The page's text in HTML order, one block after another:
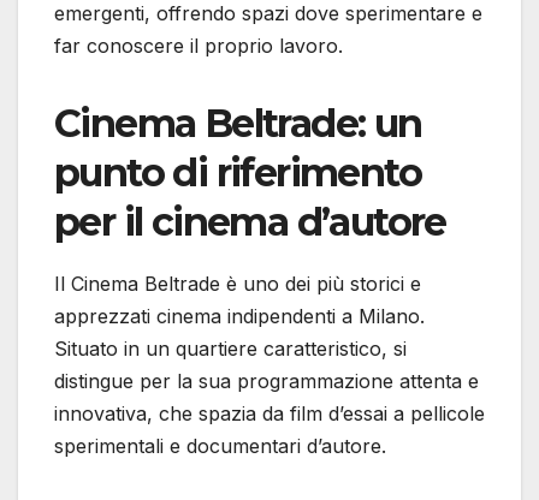
emergenti, offrendo spazi dove sperimentare e
far conoscere il proprio lavoro.
Cinema Beltrade: un
punto di riferimento
per il cinema d’autore
Il Cinema Beltrade è uno dei più storici e
apprezzati cinema indipendenti a Milano.
Situato in un quartiere caratteristico, si
distingue per la sua programmazione attenta e
innovativa, che spazia da film d’essai a pellicole
sperimentali e documentari d’autore.